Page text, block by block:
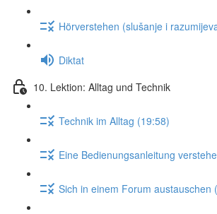
Hörverstehen (slušanje i
Diktat
10. Lektion: Alltag und Technik
Technik im Alltag (19:58)
Eine Bedienungsanleitung
Sich in einem Forum austauschen